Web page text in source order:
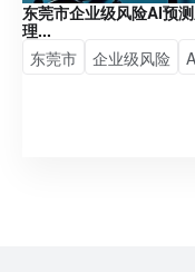
东莞市企业级风险AI预
理...
东莞市
企业级风险